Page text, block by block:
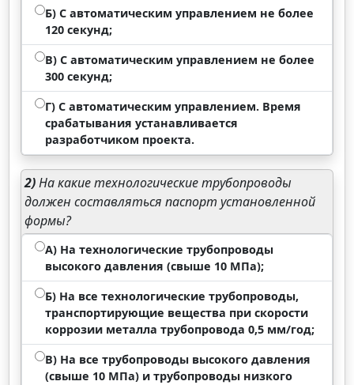
Б) С автоматическим управлением не более
120 секунд;
В) С автоматическим управлением не более
300 секунд;
Г) С автоматическим управлением. Время
срабатывания устанавливается
разработчиком проекта.
2)На какие технологические трубопроводы
должен составляться паспорт установленной
формы?
А) На технологические трубопроводы
высокого давления (свыше 10 МПа);
Б) На все технологические трубопроводы,
транспортирующие вещества при скорости
коррозии металла трубопровода 0,5 мм/год;
В) На все трубопроводы высокого давления
(свыше 10 МПа) и трубопроводы низкого